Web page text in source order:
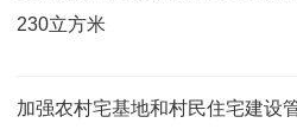
230立方米
加强农村宅基地和村民住宅建设